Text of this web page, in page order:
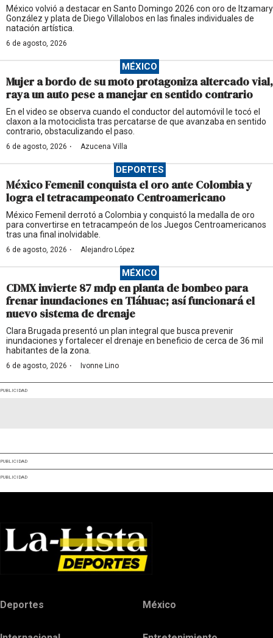
México volvió a destacar en Santo Domingo 2026 con oro de Itzamary
González y plata de Diego Villalobos en las finales individuales de
natación artística.
6 de agosto, 2026
MÉXICO
Mujer a bordo de su moto protagoniza altercado vial,
raya un auto pese a manejar en sentido contrario
En el video se observa cuando el conductor del automóvil le tocó el
claxon a la motociclista tras percatarse de que avanzaba en sentido
contrario, obstaculizando el paso.
6 de agosto, 2026 · Azucena Villa
DEPORTES
México Femenil conquista el oro ante Colombia y
logra el tetracampeonato Centroamericano
México Femenil derrotó a Colombia y conquistó la medalla de oro
para convertirse en tetracampeón de los Juegos Centroamericanos
tras una final inolvidable.
6 de agosto, 2026 · Alejandro López
MÉXICO
CDMX invierte 87 mdp en planta de bombeo para
frenar inundaciones en Tláhuac; así funcionará el
nuevo sistema de drenaje
Clara Brugada presentó un plan integral que busca prevenir
inundaciones y fortalecer el drenaje en beneficio de cerca de 36 mil
habitantes de la zona.
6 de agosto, 2026 · Ivonne Lino
PUBLICIDAD
PUBLICIDAD
PUBLICIDAD
Deportes México